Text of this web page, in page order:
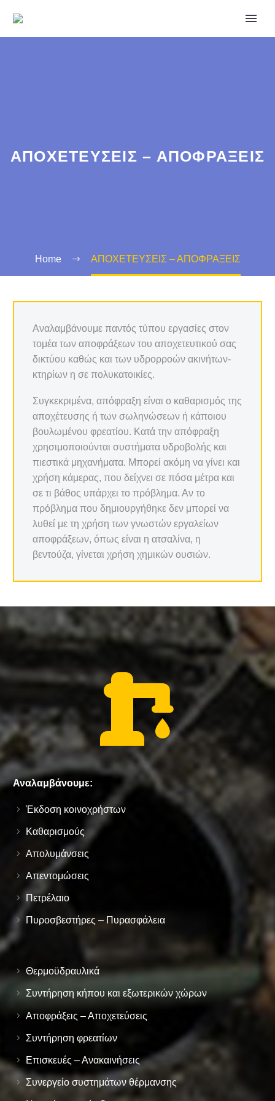
ΑΠΟΧΕΤΕΥΣΕΙΣ – ΑΠΟΦΡΑΞΕΙΣ
Home ΑΠΟΧΕΤΕΥΣΕΙΣ – ΑΠΟΦΡΑΞΕΙΣ
Αναλαμβάνουμε παντός τύπου εργασίες στον
τομέα των αποφράξεων του αποχετευτικού σας
δικτύου καθώς και των υδρορροών ακινήτων-
κτηρίων η σε πολυκατοικίες.
Συγκεκριμένα, απόφραξη είναι ο καθαρισμός της
αποχέτευσης ή των σωληνώσεων ή κάποιου
βουλωμένου φρεατίου. Κατά την απόφραξη
χρησιμοποιούνται συστήματα υδροβολής και
πιεστικά μηχανήματα. Μπορεί ακόμη να γίνει και
χρήση κάμερας, που δείχνει σε πόσα μέτρα και
σε τι βάθος υπάρχει το πρόβλημα. Αν το
πρόβλημα που δημιουργήθηκε δεν μπορεί να
λυθεί με τη χρήση των γνωστών εργαλείων
αποφράξεων, όπως είναι η ατσαλίνα, η
βεντούζα, γίνεται χρήση χημικών ουσιών.


Αναλαμβάνουμε:
Έκδοση κοινοχρήστων
Καθαρισμούς
Απολυμάνσεις
Απεντομώσεις
Πετρέλαιο
Πυροσβεστήρες – Πυρασφάλεια
Θερμοϋδραυλικά
Συντήρηση κήπου και εξωτερικών χώρων
Αποφράξεις – Αποχετεύσεις
Συντήρηση φρεατίων
Επισκευές – Ανακαινήσεις
Συνεργείο συστημάτων θέρμανσης